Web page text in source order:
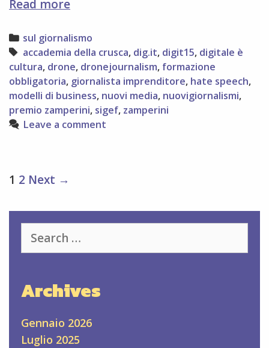
Read moreritorna
non
perdetevelo!
Categories
sul giornalismo
Tags
accademia della crusca, dig.it, digit15, digitale è
cultura, drone, dronejournalism, formazione
obbligatoria, giornalista imprenditore, hate speech,
modelli di business, nuovi media, nuovigiornalismi,
premio zamperini, sigef, zamperini
Leave a comment
Post
1 2 Next →
for:
Archives
Gennaio 2026
Luglio 2025